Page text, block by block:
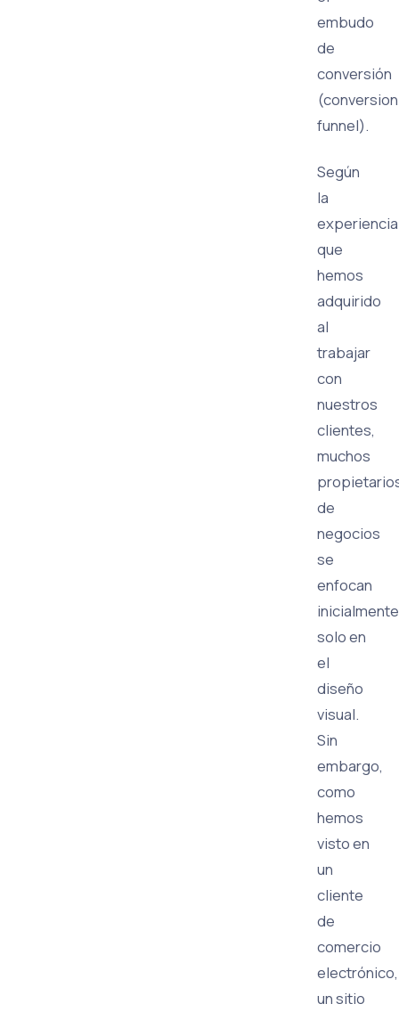
embudo
de
conversión
(conversion
funnel).
Según
la
experiencia
que
hemos
adquirido
al
trabajar
con
nuestros
clientes,
muchos
de
negocios
se
enfocan
inicialmente
solo en
el
diseño
visual.
Sin
embargo,
como
hemos
visto en
un
cliente
de
comercio
electrónico,
un sitio